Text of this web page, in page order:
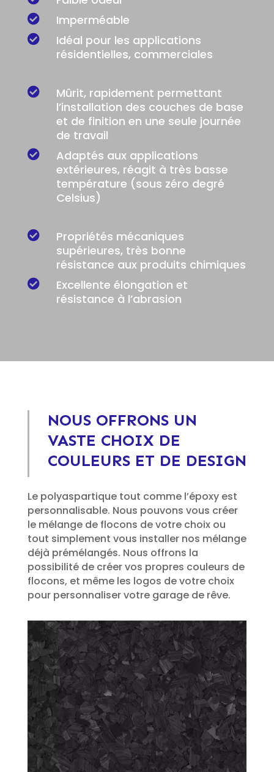
 Imperméable

Idéal pour les applications
résidentielles, commerciales

Mûrit, rapidement permettant
l’installation des couches de base
et de finition en une seule journée
de travail

Adaptés aux applications
extérieures, réagit à très basse
température (sous zéro degré
Celsius)

Propriétés mécaniques
supérieures, très bonne
résistance aux produits chimiques

Excellente élongation et
résistance à l’abrasion
NOUS OFFRONS UN
VASTE CHOIX DE
COULEURS ET DE DESIGN
Le polyaspartique tout comme l’époxy est
personnalisable. Nous pouvons vous créer
le mélange de flocons de votre choix ou
tout simplement vous installer nos mélange
déjà prémélangés. Nous offrons la
possibilité de créer vos propres couleurs de
flocons, et même les logos de votre choix
pour personnaliser votre garage de rêve.